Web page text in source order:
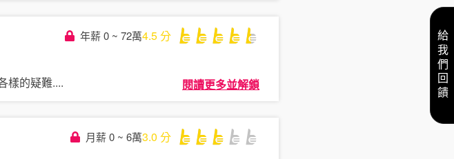
年薪 0 ~ 72萬4.5分
樣的疑難.... 閱讀更多並解鎖
月薪 0 ~ 6萬3.0 分
給我們回饋